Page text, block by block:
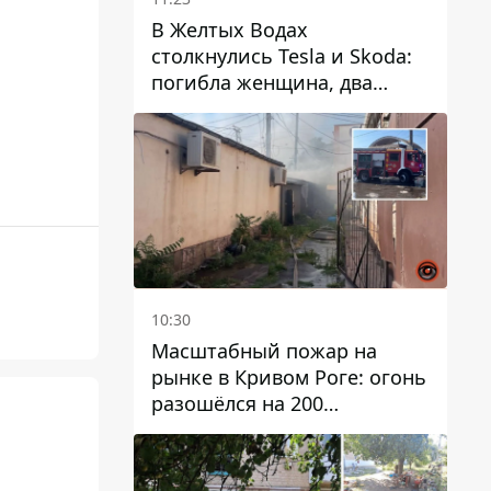
В Желтых Водах
столкнулись Tesla и Skoda:
погибла женщина, два
человека пострадали
10:30
Масштабный пожар на
рынке в Кривом Роге: огонь
разошёлся на 200
квадратных метров